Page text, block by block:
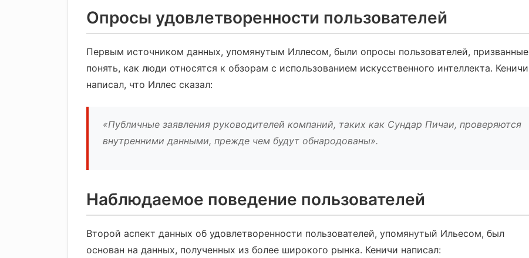
Опросы удовлетворенности пользователей
Первым источником данных, упомянутым Иллесом, были опросы пользователей, призванные
понять, как люди относятся к обзорам с использованием искусственного интеллекта. Кеничи
написал, что Иллес сказал:
«Публичные заявления руководителей компаний, таких как Сундар Пичаи, проверяются
внутренними данными, прежде чем будут обнародованы».
Наблюдаемое поведение пользователей
Второй аспект данных об удовлетворенности пользователей, упомянутый Ильесом, был
основан на данных, полученных из более широкого рынка. Кеничи написал: